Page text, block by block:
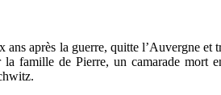
après la guerre, quitte l’Auvergne et
famille de Pierre, un camarade mort